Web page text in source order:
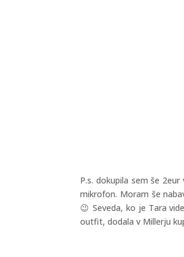
P.s. dokupila sem še
mikrofon. Moram še
😉 Seveda, ko je Tara
outfit, dodala v Millerju